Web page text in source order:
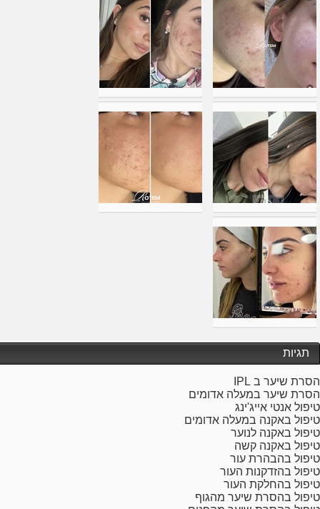
תגיות
הסרת שיער ב IPL
הסרת שיער במעלה אדומים
טיפול אנטי אייג'ינג
טיפול באקנה במעלה אדומים
טיפול באקנה לנוער
טיפול באקנה קשה
טיפול בהבהרת עור
טיפול בהזדקנות העור
טיפול בהחלקת העור
טיפול בהסרת שיער מהגוף